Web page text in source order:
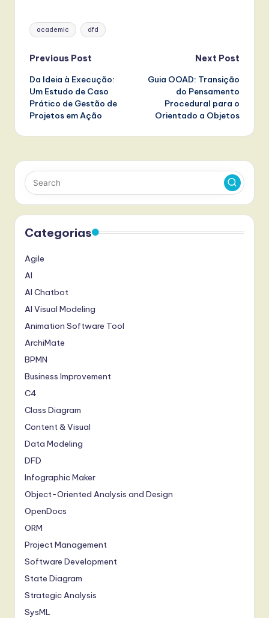
Tags:
academic dfd
Post
navigation
Previous Post
Da Ideia à Execução:
Um Estudo de Caso
Prático de Gestão de
Projetos em Ação
Next Post
Guia OOAD: Transição
do Pensamento
Procedural para o
Orientado a Objetos
Categorias
Agile
AI
AI Chatbot
AI Visual Modeling
Animation Software Tool
ArchiMate
BPMN
Business Improvement
C4
Class Diagram
Content & Visual
Data Modeling
DFD
Infographic Maker
Object-Oriented Analysis and Design
OpenDocs
ORM
Project Management
Software Development
State Diagram
Strategic Analysis
SysML